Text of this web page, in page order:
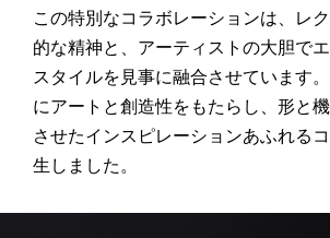
この特別なコラボレーションは、レ
的な精神と、アーティストの大胆で
スタイルを見事に融合させています
にアートと創造性をもたらし、形と
させたインスピレーションあふれる
生しました。